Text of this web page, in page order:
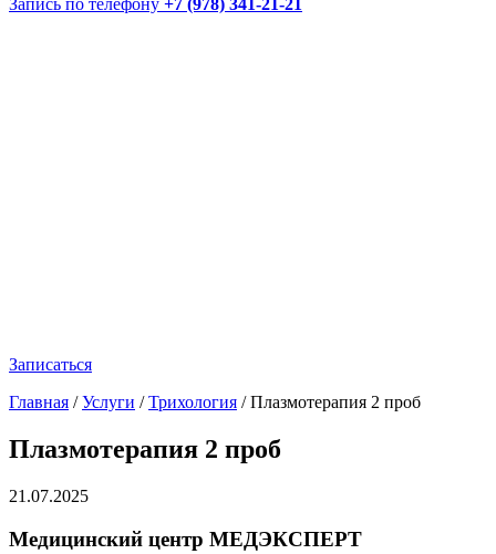
Запись по телефону +7 (978) 341-21-21
Записаться
Главная /Услуги /Трихология /Плазмотерапия 2 проб
Плазмотерапия 2 проб
21.07.2025
Медицинский центр МЕДЭКСПЕРТ